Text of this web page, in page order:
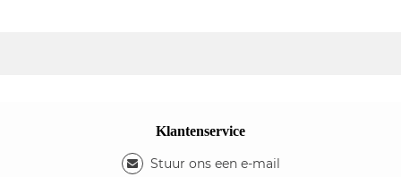
Klantenservice
Stuur ons een e-mail